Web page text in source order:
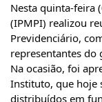
Nesta quinta-feira
(IPMPI) realizou
Previdenciário,
representantes do
Na ocasião, foi
Instituto, que hoje
distribuídos em